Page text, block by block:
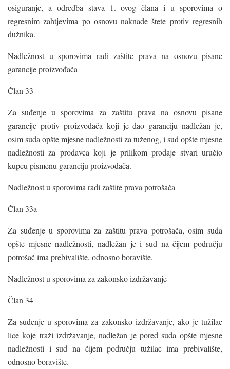
osiguranje, a odredba stava 1. ovog člana i u sporovima o
regresnim zahtjevima po osnovu naknade štete protiv regresnih
dužnika.
Nadležnost u sporovima radi zaštite prava na osnovu pisane
garancije proizvođača
Član 33
Za suđenje u sporovima za zaštitu prava na osnovu pisane
garancije protiv proizvođača koji je dao garanciju nadležan je,
osim suda opšte mjesne nadležnosti za tuženog, i sud opšte mjesne
nadležnosti za prodavca koji je prilikom prodaje stvari uručio
kupcu pismenu garanciju proizvođača.
Nadležnost u sporovima radi zaštite prava potrošača
Član 33a
Za suđenje u sporovima za zaštitu prava potrošača, osim suda
opšte mjesne nadležnosti, nadležan je i sud na čijem području
potrošač ima prebivalište, odnosno boravište.
Nadležnost u sporovima za zakonsko izdržavanje
Član 34
Za suđenje u sporovima za zakonsko izdržavanje, ako je tužilac
lice koje traži izdržavanje, nadležan je pored suda opšte mjesne
nadležnosti i sud na čijem području tužilac ima prebivalište,
odnosno boravište.